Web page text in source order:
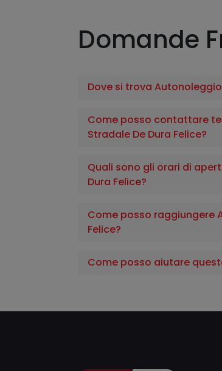
Domande
Dove si trova
Come posso contattare
Stradale De Dura Felice?
Quali sono gli orari di
Dura Felice?
Come posso raggiungere
Felice?
Come posso aiutare